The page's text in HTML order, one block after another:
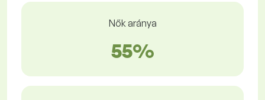
Nők aránya
55%